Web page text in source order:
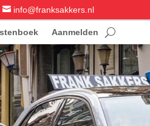
 info@franksakkers.nl
Aanmelden